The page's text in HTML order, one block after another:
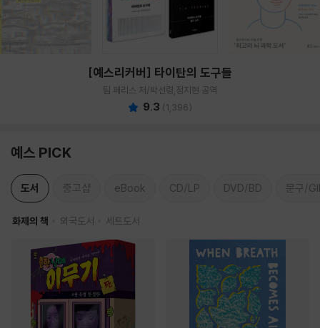
[예스리커버] 타이탄의 도구들
팀 페리스 저/박선령,정지현 공역
9.3 (1,396)
예스 PICK
도서 중고샵 eBook CD/LP DVD/BD 문구/
화제의 책 외국도서 세트도서